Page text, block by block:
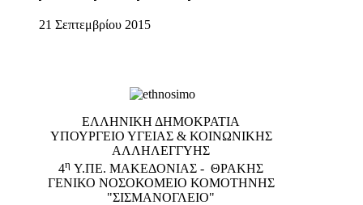
21 Σεπτεμβρίου 2015
EΛΛΗΝΙΚΗ ΔΗΜΟΚΡΑΤΙΑ
ΥΠΟΥΡΓΕΙΟ ΥΓΕΙΑΣ & ΚΟΙΝΩΝΙΚΗΣ
ΑΛΛΗΛΕΓΓΥΗΣ
4η Υ.ΠΕ. ΜΑΚΕΔΟΝΙΑΣ - ΘΡΑΚΗΣ
ΓΕΝΙΚΟ NΟΣΟΚΟΜΕΙΟ ΚΟΜΟΤΗΝΗΣ
"ΣΙΣΜΑΝΟΓΛΕΙΟ"